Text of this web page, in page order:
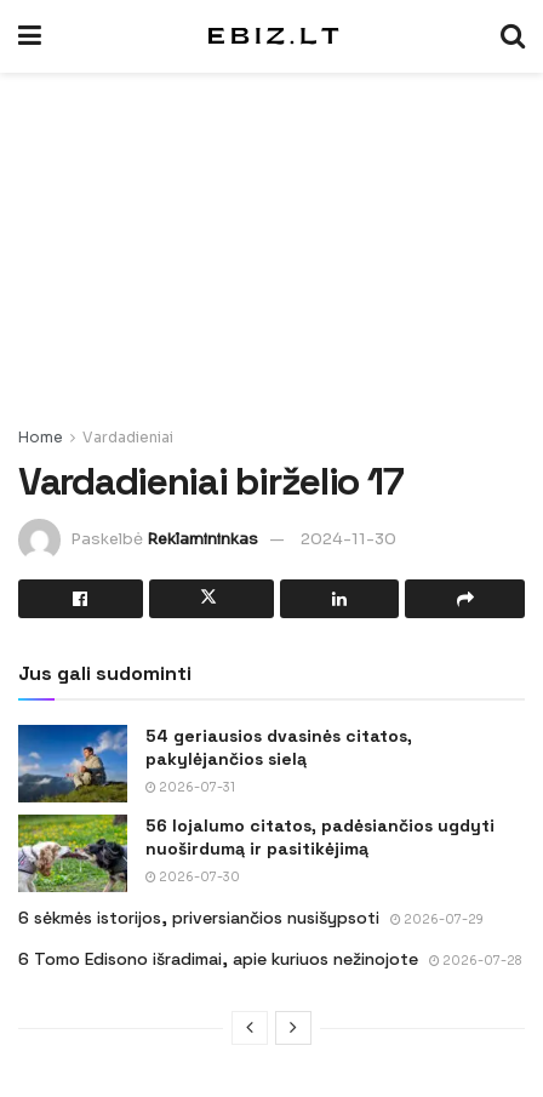
Home Vardadieniai
Vardadieniai birželio 17
Paskelbė Reklamininkas 2024-11-30
Jus gali sudominti
54 geriausios dvasinės citatos,
pakylėjančios sielą
2026-07-31
56 lojalumo citatos, padėsiančios ugdyti
nuoširdumą ir pasitikėjimą
2026-07-30
6 sėkmės istorijos, priversiančios nusišypsoti 2026-07-29
6 Tomo Edisono išradimai, apie kuriuos nežinojote 2026-07-28